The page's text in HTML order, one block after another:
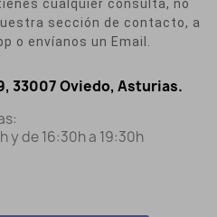
cualquier consulta, no
sección de contacto, a
o envíanos un Email.
33007 Oviedo, Asturias.
y de 16:30h a 19:30h